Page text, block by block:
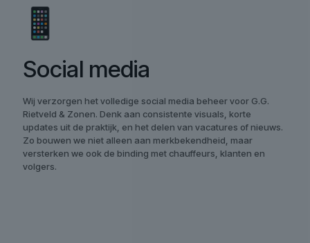
Social media
Wij verzorgen het volledige social media beheer voor G.G.
Rietveld & Zonen. Denk aan consistente visuals, korte
updates uit de praktijk, en het delen van vacatures of nieuws.
Zo bouwen we niet alleen aan merkbekendheid, maar
versterken we ook de binding met chauffeurs, klanten en
volgers.